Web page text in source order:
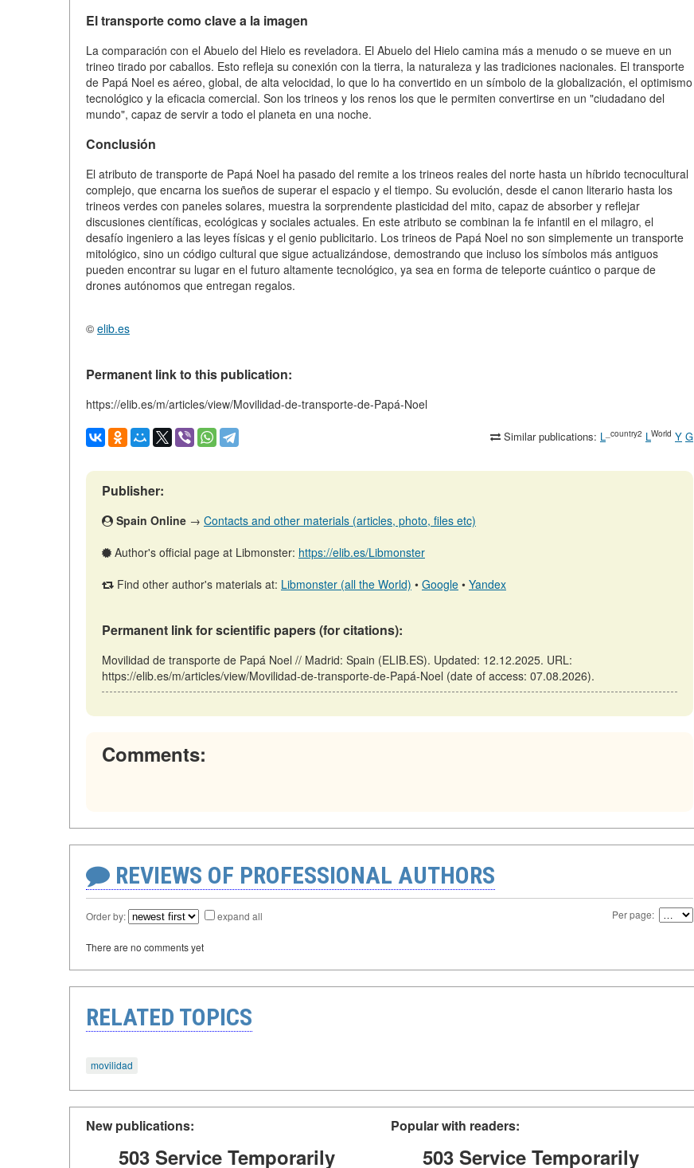
El transporte como clave a la imagen
La comparación con el Abuelo del Hielo es reveladora. El Abuelo del Hielo camina más a menudo o se mueve en un
trineo tirado por caballos. Esto refleja su conexión con la tierra, la naturaleza y las tradiciones nacionales. El transporte
de Papá Noel es aéreo, global, de alta velocidad, lo que lo ha convertido en un símbolo de la globalización, el optimismo
tecnológico y la eficacia comercial. Son los trineos y los renos los que le permiten convertirse en un "ciudadano del
mundo", capaz de servir a todo el planeta en una noche.
Conclusión
El atributo de transporte de Papá Noel ha pasado del remite a los trineos reales del norte hasta un híbrido tecnocultural
complejo, que encarna los sueños de superar el espacio y el tiempo. Su evolución, desde el canon literario hasta los
trineos verdes con paneles solares, muestra la sorprendente plasticidad del mito, capaz de absorber y reflejar
discusiones científicas, ecológicas y sociales actuales. En este atributo se combinan la fe infantil en el milagro, el
desafío ingeniero a las leyes físicas y el genio publicitario. Los trineos de Papá Noel no son simplemente un transporte
mitológico, sino un código cultural que sigue actualizándose, demostrando que incluso los símbolos más antiguos
pueden encontrar su lugar en el futuro altamente tecnológico, ya sea en forma de teleporte cuántico o parque de
drones autónomos que entregan regalos.
© elib.es
Permanent link to this publication:
https://elib.es/m/articles/view/Movilidad-de-transporte-de-Papá-Noel
Similar publications: L _country2 LWorld Y G
Publisher:
Spain Online → Contacts and other materials (articles, photo, files etc)
Author's official page at Libmonster: https://elib.es/Libmonster
Find other author's materials at: Libmonster (all the World) • Google • Yandex
Permanent link for scientific papers (for citations):
Movilidad de transporte de Papá Noel // Madrid: Spain (ELIB.ES). Updated: 12.12.2025. URL:
https://elib.es/m/articles/view/Movilidad-de-transporte-de-Papá-Noel (date of access: 07.08.2026).
Comments:
REVIEWS OF PROFESSIONAL AUTHORS
Order by: expand all Per page:
There are no comments yet
RELATED TOPICS
movilidad
New publications:
503 Service Temporarily
Popular with readers:
503 Service Temporarily